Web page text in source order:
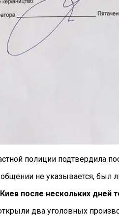
полиции подтвердила
не указывается, был
после нескольких дней
два уголовных